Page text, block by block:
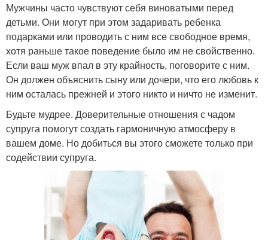
Мужчины часто чувствуют себя виноватыми перед
детьми. Они могут при этом задаривать ребенка
подарками или проводить с ним все свободное время,
хотя раньше такое поведение было им не свойственно.
Если ваш муж впал в эту крайность, поговорите с ним.
Он должен объяснить сыну или дочери, что его любовь к
ним осталась прежней и этого никто и ничто не изменит.
Будьте мудрее. Доверительные отношения с чадом
супруга помогут создать гармоничную атмосферу в
вашем доме. Но добиться вы этого сможете только при
содействии супруга.